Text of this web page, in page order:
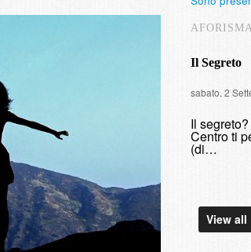
Il Segreto
sabato, 2
Il
Centro ti
(di…
View all